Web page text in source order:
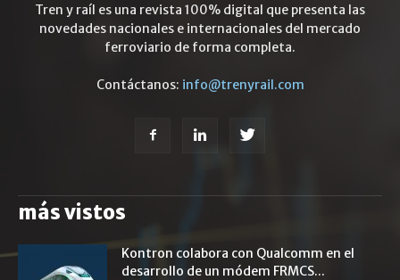
Tren y raíl es una revista 100% digital que presenta las
novedades nacionales e internacionales del mercado
ferroviario de forma completa.
Contáctanos: info@trenyrail.com
más vistos
Kontron colabora con Qualcomm en el
desarrollo de un módem FRMCS...